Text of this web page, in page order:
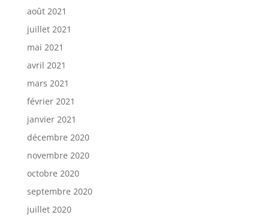
août 2021
juillet 2021
mai 2021
avril 2021
mars 2021
février 2021
janvier 2021
décembre 2020
novembre 2020
octobre 2020
septembre 2020
juillet 2020